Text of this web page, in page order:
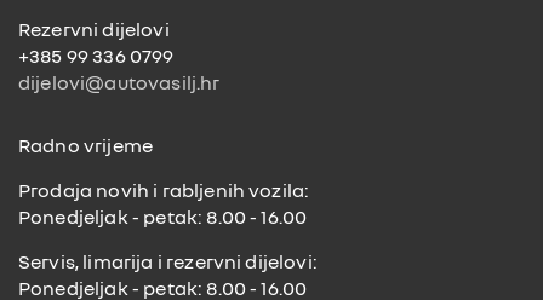
Rezervni dijelovi
+385 99 336 0799
dijelovi@autovasilj.hr
Radno vrijeme
Prodaja novih i rabljenih vozila:
Ponedjeljak - petak: 8.00 - 16.00
Servis, limarija i rezervni dijelovi:
Ponedjeljak - petak: 8.00 - 16.00